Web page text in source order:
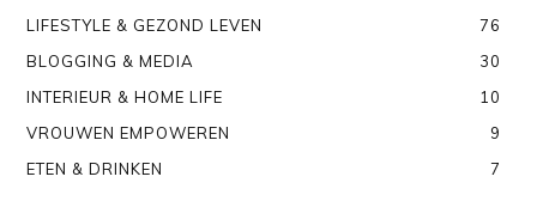
LIFESTYLE & GEZOND LEVEN
76
BLOGGING & MEDIA
30
INTERIEUR & HOME LIFE
10
VROUWEN EMPOWEREN
9
ETEN & DRINKEN
7